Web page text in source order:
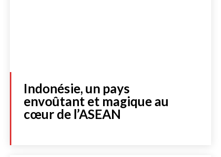
Indonésie, un pays
envoûtant et magique au
cœur de l’ASEAN